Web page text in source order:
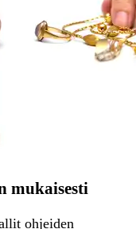
mukaisesti
ohjeiden